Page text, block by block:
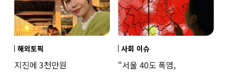
해외토픽
지진에 3천만원
사회 이슈
“서울 40도 폭염,